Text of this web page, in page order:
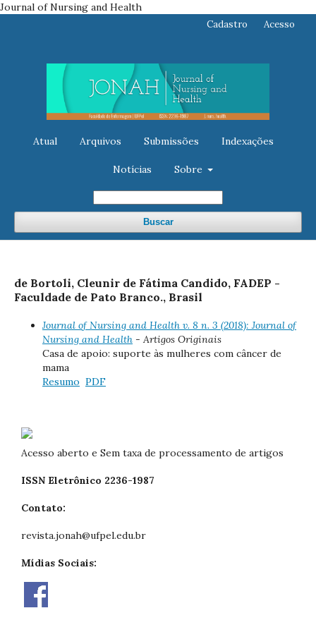
Journal of Nursing and Health
Atual Arquivos Submissões Indexações
Notícias Sobre
Buscar
Cadastro Acesso
de Bortoli, Cleunir de Fátima Candido, FADEP -
Faculdade de Pato Branco., Brasil
Journal of Nursing and Health v. 8 n. 3 (2018): Journal of
Nursing and Health - Artigos Originais
Casa de apoio: suporte às mulheres com câncer de
mama
Resumo PDF
Acesso aberto e Sem taxa de processamento de artigos
ISSN Eletrônico 2236-1987
Contato:
revista.jonah@ufpel.edu.br
Mídias Sociais: